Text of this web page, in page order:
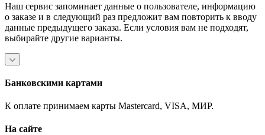
Наш сервис запоминает данные о пользователе, информацию
о заказе и в следующий раз предложит вам повторить к вводу
данные предыдущего заказа. Если условия вам не подходят,
выбирайте другие варианты.
Банковскими картами
К оплате принимаем карты Mastercard, VISA, МИР.
На сайте